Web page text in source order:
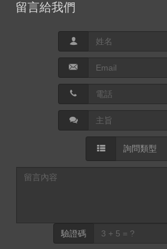
留言給我們
驗證碼